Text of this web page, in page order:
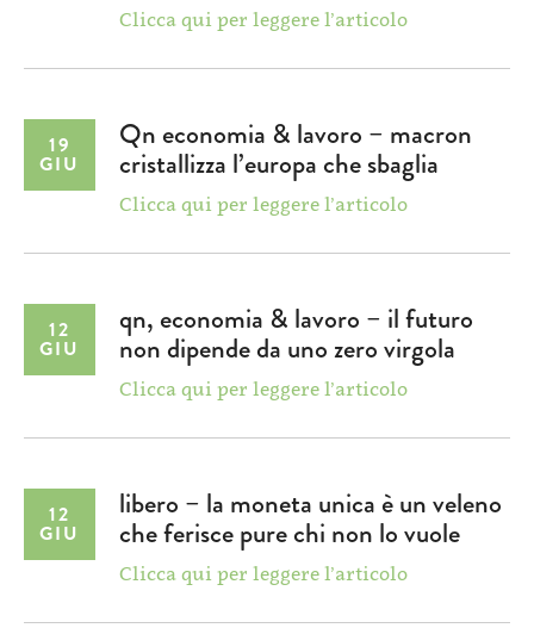
Clicca qui per leggere l’articolo
19
GIU
Qn economia & lavoro – macron
cristallizza l’europa che sbaglia
Clicca qui per leggere l’articolo
12
GIU
qn, economia & lavoro – il futuro
non dipende da uno zero virgola
Clicca qui per leggere l’articolo
12
GIU
libero – la moneta unica è un veleno
che ferisce pure chi non lo vuole
Clicca qui per leggere l’articolo